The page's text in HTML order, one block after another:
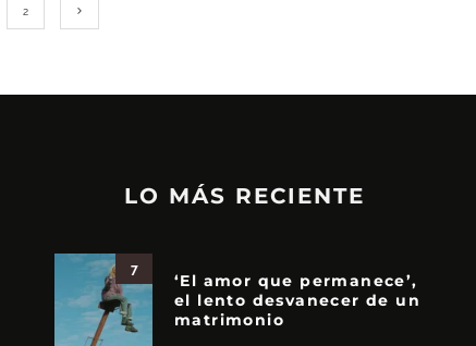
2
LO MÁS RECIENTE
7
‘El amor que permanece’,
el lento desvanecer de un
matrimonio